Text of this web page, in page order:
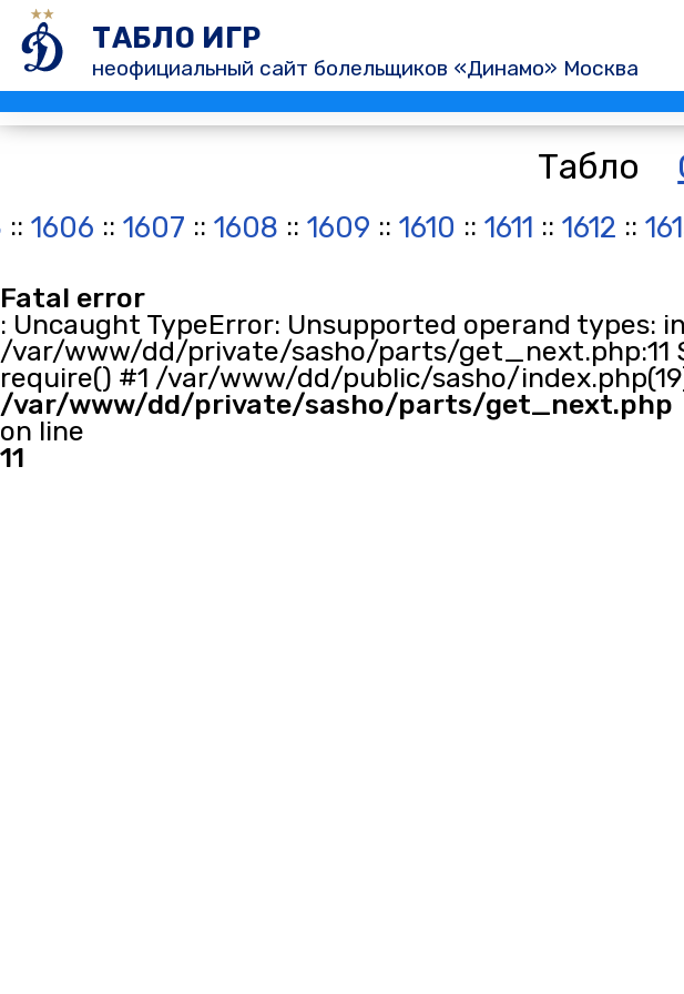
ТАБЛО ИГР
неофициальный сайт болельщиков «Динамо» Москва
Табло
:: 1606 :: 1607 :: 1608 :: 1609 :: 1610 :: 1611 :: 1612 ::
Fatal error
: Uncaught TypeError: Unsupported operand types:
/var/www/dd/private/sasho/parts/
require() #1 /var/www/dd/public/sasho/
/var/www/dd/private/sasho/parts/get_next.php
on line
11